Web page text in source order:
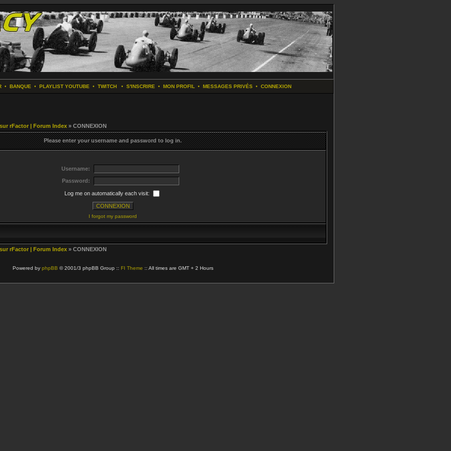
• BANQUE • PLAYLIST YOUTUBE • TWITCH• S'INSCRIRE • MON PROFIL • MESSAGES PRIVÉS• CONNEXION
rFactor | Forum Index » CONNEXION
Please enter your username and password to log in.
Username:
Password:
Log me on automatically each visit:
I forgot my password
rFactor | Forum Index » CONNEXION
Powered by phpBB © 2001/3 phpBB Group :: FI Theme :: All times are GMT + 2 Hours